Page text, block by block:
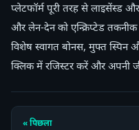
प्लेटफॉर्म पूरी तरह से लाइसेंस्ड
और लेन-देन को एन्क्रिप्टेड
विशेष स्वागत बोनस, मुफ्त
क्लिक में रजिस्टर करें और अपनी
« पिछला